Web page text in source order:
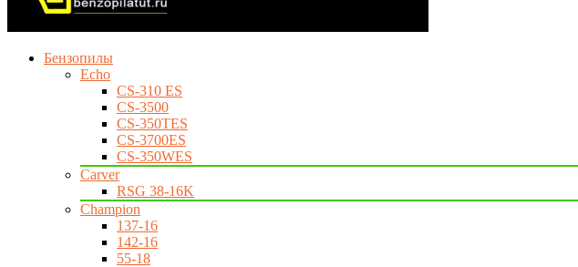
Бензопилы
Echo
CS-310 ES
CS-3500
CS-350TES
CS-3700ES
CS-350WES
Carver
RSG 38-16K
Champion
137-16
142-16
55-18